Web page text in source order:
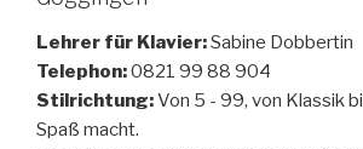
Lehrer für Klavier:Sabine Dobbertin
Telephon:0821 99 88 904
Stilrichtung:Von 5 - 99, von Klassik
Spaß macht.